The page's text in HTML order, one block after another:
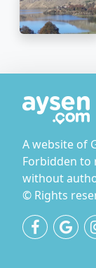
A website of
Forbidden to
without
© Rights